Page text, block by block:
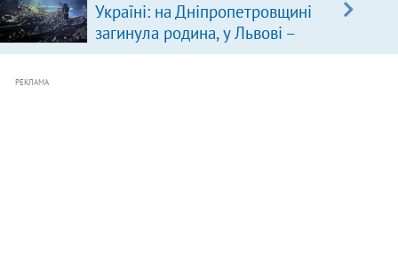
Україні: на Дніпропетровщині
загинула родина, у Львові –
удар по багатоповерхівках
РЕКЛАМА